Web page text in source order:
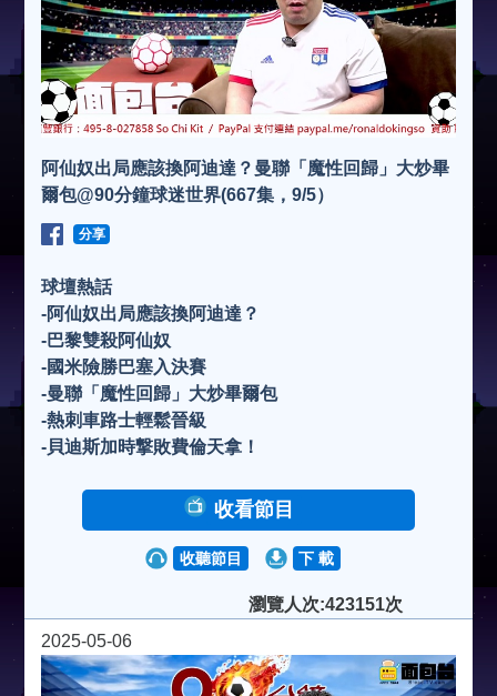
阿仙奴出局應該換阿迪達？曼聯「魔性回歸」大炒畢
爾包@90分鐘球迷世界(667集，9/5）
分享
球壇熱話
-阿仙奴出局應該換阿迪達？
-巴黎雙殺阿仙奴
-國米險勝巴塞入決賽
-曼聯「魔性回歸」大炒畢爾包
-熱刺車路士輕鬆晉級
-貝迪斯加時撃敗費倫天拿！
收看節目
收聽節目 下 載
瀏覽人次:423151次
2025-05-06